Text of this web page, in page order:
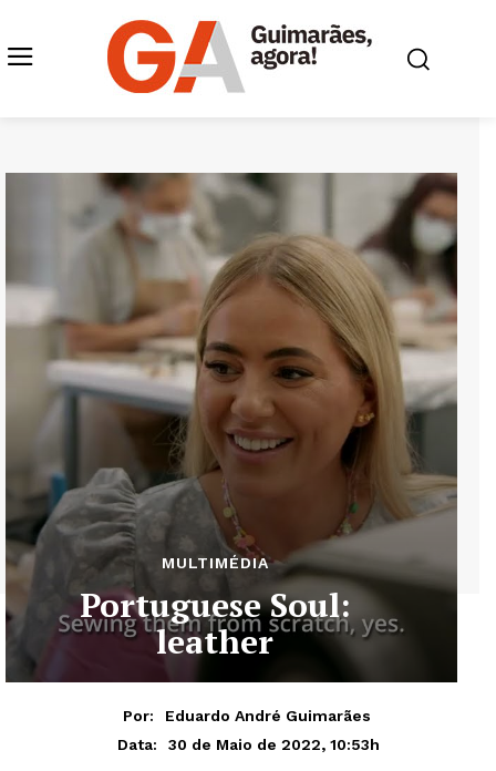
MULTIMÉDIA
Portuguese Soul:
leather
Por:
Eduardo André Guimarães
Data:
30 de Maio de 2022, 10:53h